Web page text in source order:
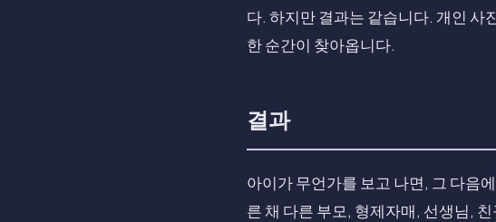
다. 하지만 결과는 같습니다. 개인 사
한 순간이 찾아옵니다.
결과
아이가 무언가를 보고 나면, 그 다음
른 채 다른 부모, 형제자매, 선생님,